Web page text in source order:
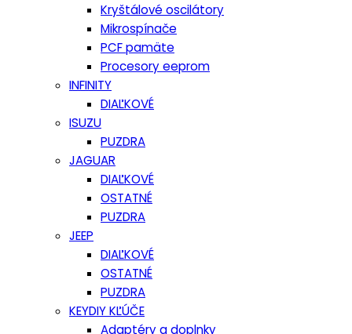
Kryštálové oscilátory
Mikrospínače
PCF pamäte
Procesory eeprom
INFINITY
DIAĽKOVÉ
ISUZU
PUZDRA
JAGUAR
DIAĽKOVÉ
OSTATNÉ
PUZDRA
JEEP
DIAĽKOVÉ
OSTATNÉ
PUZDRA
KEYDIY KĽÚČE
Adaptéry a doplnky